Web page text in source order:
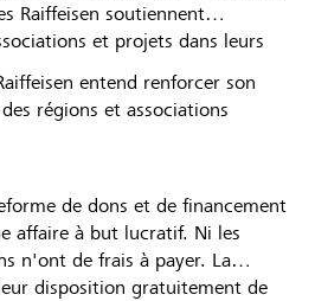
Raiffeisen soutiennent
et projets dans leurs
entend renforcer son
régions et associations
de dons et de financement
affaire à but lucratif. Ni les
n'ont de frais à payer. La
disposition gratuitement de